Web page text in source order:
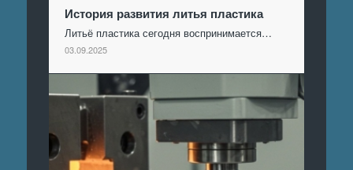
История развития литья пластика
Литьё пластика сегодня воспринимается…
03.09.2025